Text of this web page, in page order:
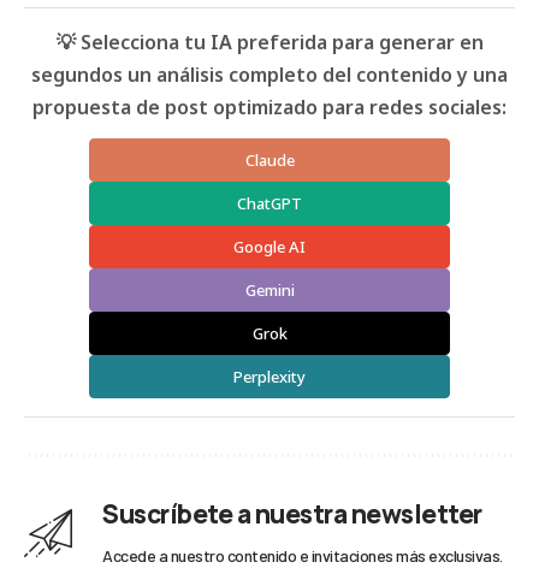
💡 Selecciona tu IA preferida para generar en
segundos un análisis completo del contenido y una
propuesta de post optimizado para redes sociales:
Claude
ChatGPT
Google AI
Gemini
Grok
Perplexity
Suscríbete a nuestra newsletter
Accede a nuestro contenido e invitaciones más exclusivas.